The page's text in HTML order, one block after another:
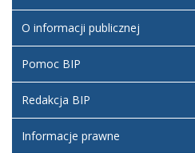
O BIP
Biuletynie Informacji
O informacji publicznej
Pomoc BIP
Redakcja BIP
Informacje prawne